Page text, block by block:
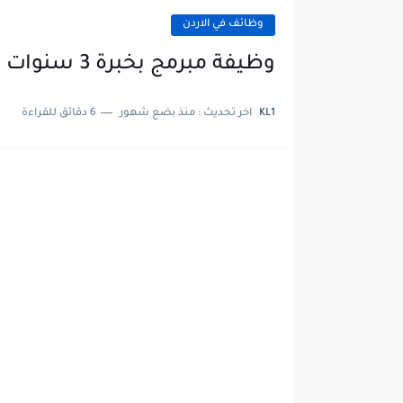
وظائف في الاردن
وظيفة مبرمج بخبرة 3 سنوات في الأردن | انضم لفريق تطوير رائد
KL1 اخر تحديث : منذ بضع شهور 6 دقائق للقراءة